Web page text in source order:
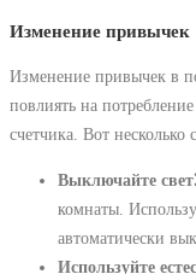
Изменение привычек
Изменение привычек в
повлиять на
счетчика. Вот несколько
Выключайте свет⁚
комнаты.
автоматически
Используйте